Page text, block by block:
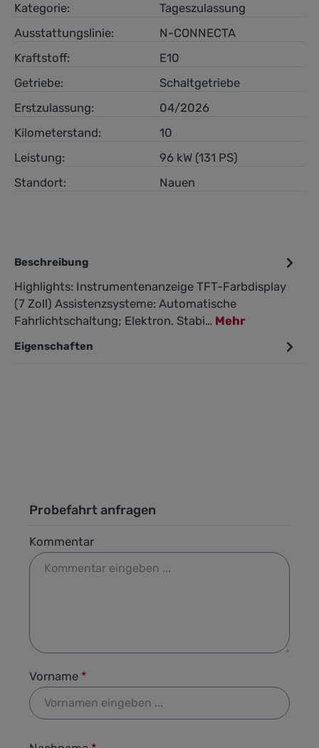
Kategorie:
Tageszulassung
Ausstattungslinie:
N-CONNECTA
Kraftstoff:
E10
Getriebe:
Schaltgetriebe
Erstzulassung:
04/2026
Kilometerstand:
10
Leistung:
96 kW (131 PS)
Standort:
Nauen
Beschreibung
Highlights: Instrumentenanzeige TFT-Farbdisplay
(7 Zoll) Assistenzsysteme: Automatische
Fahrlichtschaltung; Elektron. Stabi… Mehr
Eigenschaften
Probefahrt anfragen
Kommentar
Vorname *